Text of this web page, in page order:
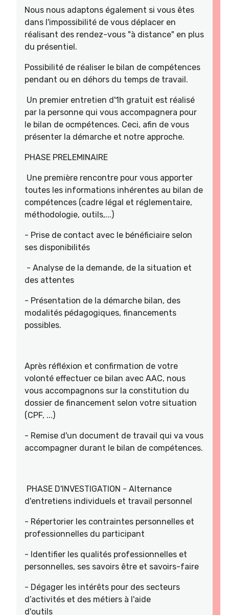
Nous nous adaptons également si vous êtes
dans l'impossibilité de vous déplacer en
réalisant des rendez-vous "à distance" en plus
du présentiel.
Possibilité de réaliser le bilan de compétences
pendant ou en déhors du temps de travail.
Un premier entretien d'1h gratuit est réalisé
par la personne qui vous accompagnera pour
le bilan de ocmpétences. Ceci, afin de vous
présenter la démarche et notre approche.
PHASE PRELEMINAIRE
Une première rencontre pour vous apporter
toutes les informations inhérentes au bilan de
compétences (cadre légal et réglementaire,
méthodologie, outils,...)
- Prise de contact avec le bénéficiaire selon
ses disponibilités
- Analyse de la demande, de la situation et
des attentes
- Présentation de la démarche bilan, des
modalités pédagogiques, financements
possibles.
Après réfléxion et confirmation de votre
volonté effectuer ce bilan avec AAC, nous
vous accompagnons sur la constitution du
dossier de financement selon votre situation
(CPF, ...)
- Remise d'un document de travail qui va vous
accompagner durant le bilan de compétences.
PHASE D'INVESTIGATION - Alternance
d'entretiens individuels et travail personnel
- Répertorier les contraintes personnelles et
professionnelles du participant
- Identifier les qualités professionnelles et
personnelles, ses savoirs être et savoirs-faire
- Dégager les intérêts pour des secteurs
d’activités et des métiers à l'aide
d'outils